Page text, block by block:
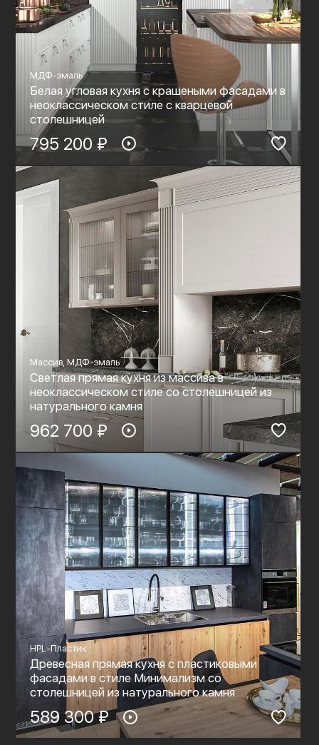
МДФ-эмаль
Белая угловая кухня с крашеными фасадами в
неоклассическом стиле с кварцевой
столешницей
795 200 ₽
Массив, МДФ-эмаль
Светлая прямая кухня из массива в
неоклассическом стиле со столешницей из
натурального камня
962 700 ₽
HPL-Пластик
Древесная прямая кухня с пластиковыми
фасадами в стиле Минимализм со
столешницей из натурального камня
589 300 ₽